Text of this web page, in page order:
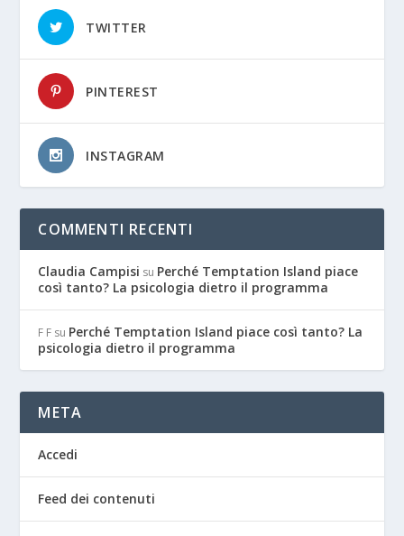
TWITTER
PINTEREST
INSTAGRAM
COMMENTI RECENTI
Claudia Campisi su Perché Temptation Island piace
così tanto? La psicologia dietro il programma
F F su Perché Temptation Island piace così tanto? La
psicologia dietro il programma
META
Accedi
Feed dei contenuti